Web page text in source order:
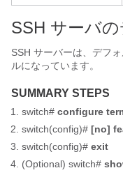
SSH サーバ
SSH サーバーは、デフ
ルになっています。
SUMMARY STEPS
switch# configure
switch(config)# [no]
switch(config)# exit
(Optional) switch#